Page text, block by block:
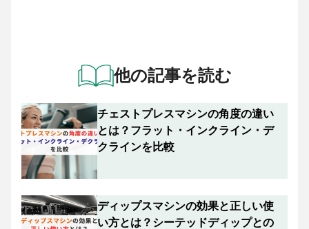
他の記事を読む
チェストプレスマシンの角度の違い
とは？フラット・インクライン・デ
クラインを比較
ディップスマシンの効果と正しい使
い方とは？シーテッドディップとの